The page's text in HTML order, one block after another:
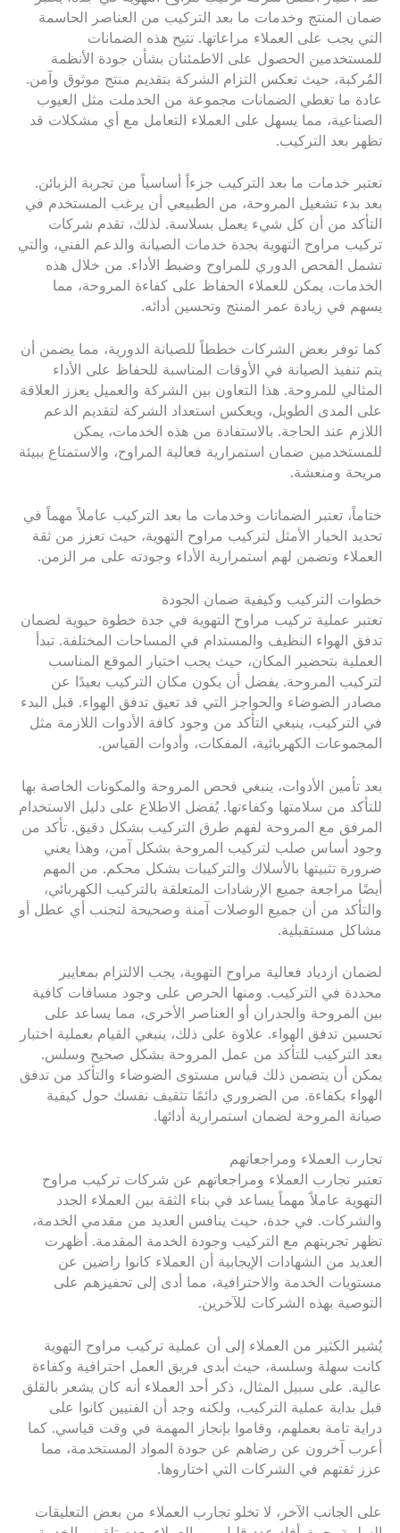
ضمان المنتج وخدمات ما بعد التركيب من العناصر الحاسمة
التي يجب على العملاء مراعاتها. تتيح هذه الضمانات
للمستخدمين الحصول على الاطمئنان بشأن جودة الأنظمة
المُركبة، حيث تعكس التزام الشركة بتقديم منتج موثوق وآمن.
عادة ما تغطي الضمانات مجموعة من الخدملت مثل العيوب
الصناعية، مما يسهل على العملاء التعامل مع أي مشكلات قد
تظهر بعد التركيب.
تعتبر خدمات ما بعد التركيب جزءاً أساسياً من تجربة الزبائن.
بعد بدء تشغيل المروحة، من الطبيعي أن يرغب المستخدم في
التأكد من أن كل شيء يعمل بسلاسة. لذلك، تقدم شركات
تركيب مراوح التهوية بجدة خدمات الصيانة والدعم الفني، والتي
تشمل الفحص الدوري للمراوح وضبط الأداء. من خلال هذه
الخدمات، يمكن للعملاء الحفاظ على كفاءة المروحة، مما
يسهم في زيادة عمر المنتج وتحسين أدائه.
كما توفر بعض الشركات خططاً للصيانة الدورية، مما يضمن أن
يتم تنفيذ الصيانة في الأوقات المناسبة للحفاظ على الأداء
المثالي للمروحة. هذا التعاون بين الشركة والعميل يعزز العلاقة
على المدى الطويل، ويعكس استعداد الشركة لتقديم الدعم
اللازم عند الحاجة. بالاستفادة من هذه الخدمات، يمكن
للمستخدمين ضمان استمرارية فعالية المراوح، والاستمتاع ببيئة
مريحة ومنعشة.
ختاماً، تعتبر الضمانات وخدمات ما بعد التركيب عاملاً مهماً في
تحديد الخيار الأمثل لتركيب مراوح التهوية، حيث تعزز من ثقة
العملاء وتضمن لهم استمرارية الأداء وجودته على مر الزمن.
خطوات التركيب وكيفية ضمان الجودة
تعتبر عملية تركيب مراوح التهوية في جدة خطوة حيوية لضمان
تدفق الهواء النظيف والمستدام في المساحات المختلفة. تبدأ
العملية بتحضير المكان، حيث يجب اختيار الموقع المناسب
لتركيب المروحة. يفضل أن يكون مكان التركيب بعيدًا عن
مصادر الضوضاء والحواجز التي قد تعيق تدفق الهواء. قبل البدء
في التركيب، ينبغي التأكد من وجود كافة الأدوات اللازمة مثل
المجموعات الكهربائية، المفكات، وأدوات القياس.
بعد تأمين الأدوات، ينبغي فحص المروحة والمكونات الخاصة بها
للتأكد من سلامتها وكفاءتها. يُفضل الاطلاع على دليل الاستخدام
المرفق مع المروحة لفهم طرق التركيب بشكل دقيق. تأكد من
وجود أساس صلب لتركيب المروحة بشكل آمن، وهذا يعني
ضرورة تثبيتها بالأسلاك والتركيبات بشكل محكم. من المهم
أيضًا مراجعة جميع الإرشادات المتعلقة بالتركيب الكهربائي،
والتأكد من أن جميع الوصلات آمنة وصحيحة لتجنب أي عطل أو
مشاكل مستقبلية.
لضمان ازدياد فعالية مراوح التهوية، يجب الالتزام بمعايير
محددة في التركيب. ومنها الحرص على وجود مسافات كافية
بين المروحة والجدران أو العناصر الأخرى، مما يساعد على
تحسين تدفق الهواء. علاوة على ذلك، ينبغي القيام بعملية اختبار
بعد التركيب للتأكد من عمل المروحة بشكل صحيح وسلس.
يمكن أن يتضمن ذلك قياس مستوى الضوضاء والتأكد من تدفق
الهواء بكفاءة. من الضروري دائمًا تثقيف نفسك حول كيفية
صيانة المروحة لضمان استمرارية أدائها.
تجارب العملاء ومراجعاتهم
تعتبر تجارب العملاء ومراجعاتهم عن شركات تركيب مراوح
التهوية عاملاً مهماً يساعد في بناء الثقة بين العملاء الجدد
والشركات. في جدة، حيث ينافس العديد من مقدمي الخدمة،
تظهر تجربتهم مع التركيب وجودة الخدمة المقدمة. أظهرت
العديد من الشهادات الإيجابية أن العملاء كانوا راضين عن
مستويات الخدمة والاحترافية، مما أدى إلى تحفيزهم على
التوصية بهذه الشركات للآخرين.
يُشير الكثير من العملاء إلى أن عملية تركيب مراوح التهوية
كانت سهلة وسلسة، حيث أبدى فريق العمل احترافية وكفاءة
عالية. على سبيل المثال، ذكر أحد العملاء أنه كان يشعر بالقلق
قبل بداية عملية التركيب، ولكنه وجد أن الفنيين كانوا على
دراية تامة بعملهم، وقاموا بإنجاز المهمة في وقت قياسي. كما
أعرب آخرون عن رضاهم عن جودة المواد المستخدمة، مما
عزز ثقتهم في الشركات التي اختاروها.
على الجانب الآخر، لا تخلو تجارب العملاء من بعض التعليقات